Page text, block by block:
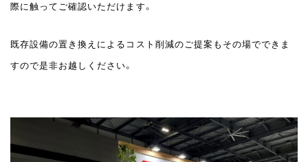
際に触ってご確認いただけます。
既存設備の置き換えによるコスト削減のご提案もその場でできま
すので是非お越しください。